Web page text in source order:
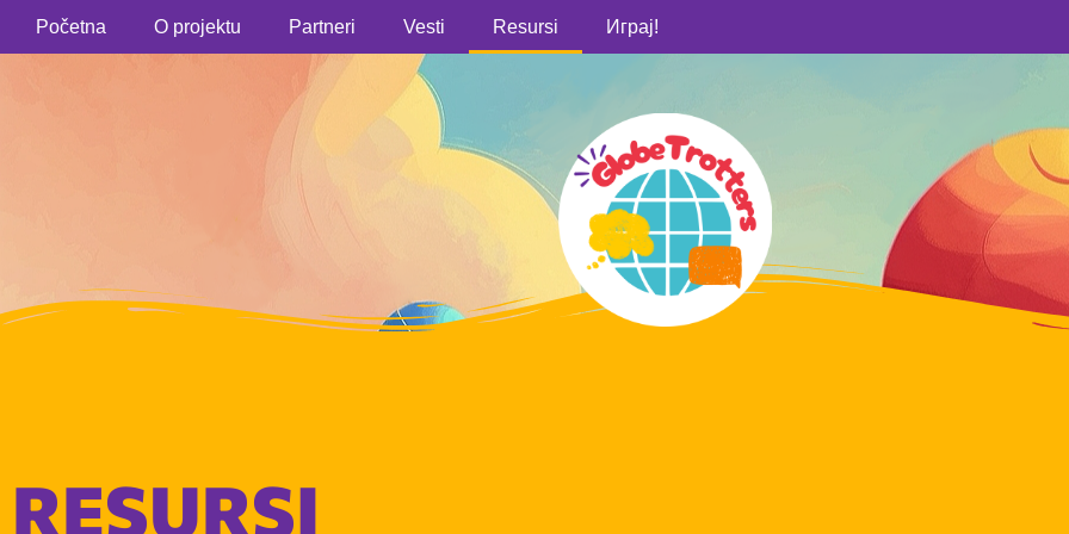
Početna O projektu Partneri Vesti Resursi Играј!
RESURSI